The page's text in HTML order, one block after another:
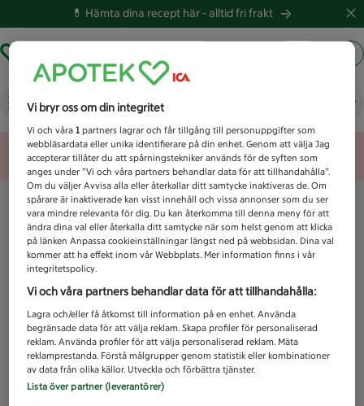
💊 Hämta dina recept här -alltid fri frakt
Vad letar du efter idag?
Unknown error
Vi bryr oss om din integritet
Vi och våra1 partners lagrar och får tillgång till personuppgifter som
webbläsardata eller unika identifierare på din enhet. Genom att välja Jag
accepterar tillåter du att spårningstekniker används för de syften som
anges under ”Vi och våra partners behandlar data för att tillhandahålla”.
Om du väljer Avvisa alla eller återkallar ditt samtycke inaktiveras de. Om
spårare är inaktiverade kan visst innehåll och vissa annonser som du ser
vara mindre relevanta för dig. Du kan återkomma till denna meny för att
ändra dina val eller återkalla ditt samtycke när som helst genom att klicka
på länken Anpassa cookieinställningar längst ned på webbsidan. Dina val
kommer att ha effekt inom vår Webbplats. Mer information finns i vår
integritetspolicy.
Vi och våra partners behandlar data för att tillhandahålla:
Lagra och/eller få åtkomst till information på en enhet. Använda
begränsade data för att välja reklam. Skapa profiler för personaliserad
reklam. Använda profiler för att välja personaliserad reklam. Mäta
reklamprestanda. Förstå målgrupper genom statistik eller kombinationer
av data från olika källor. Utveckla och förbättra tjänster.
Lista över partner (leverantörer)